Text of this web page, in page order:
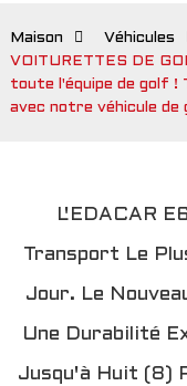
Maison Véhicules
VOITURETTES DE
toute l'équipe de golf
avec notre véhicule de
L'EDACAR
Transport Le
Jour. Le
Une Durabilité
Jusqu'à Huit (8)